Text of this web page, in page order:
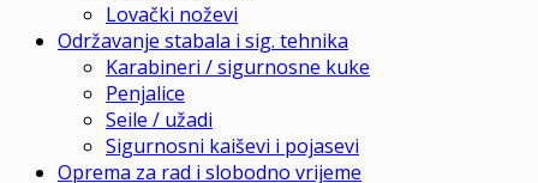
Lovački noževi
Održavanje stabala i sig. tehnika
Karabineri / sigurnosne kuke
Penjalice
Seile / užadi
Sigurnosni kaiševi i pojasevi
Oprema za rad i slobodno vrijeme